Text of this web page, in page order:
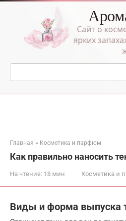
Перейти
Сайт о
ярких
Поиск:
Главная » Косметика и парфюм
Как правильно наносить
На чтение: 18 мин Косметика и
Виды и форма выпуска